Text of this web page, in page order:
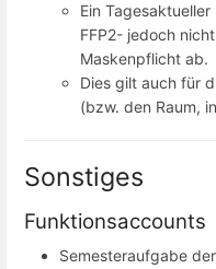
Ein
FFP2- jedoch
Maskenpflicht ab.
Dies gilt auch für
(bzw. den Raum,
Sonstiges
Funktionsaccounts
Semesteraufgabe